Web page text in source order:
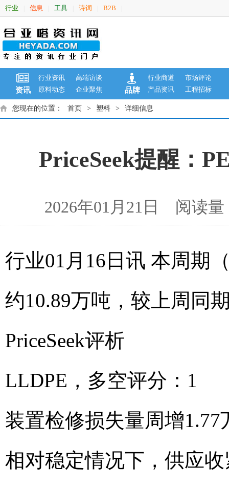
行业 信息 工具 诗词 B2B
资讯
行业资讯
高端访谈
原料动态
企业聚焦 品牌
行业商道
市场评论
产品资讯
工程招标
您现在的位置： 首页 > 塑料 > 详细信息
PriceSeek提醒：
2026年01月21日 阅读
行业01月16日讯 本周期
约10.89万吨，较上周同
PriceSeek评析
LLDPE，多空评分：1
装置检修损失量周增
相对稳定情况下，供应